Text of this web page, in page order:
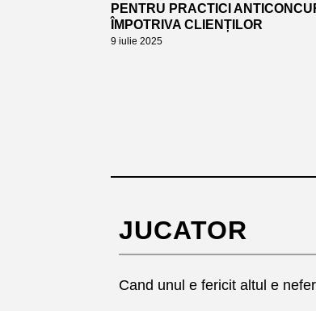
PENTRU PRACTICI
ÎMPOTRIVA CLIENȚILOR
9 iulie 2025
JUCATOR
Cand unul e fericit altul e